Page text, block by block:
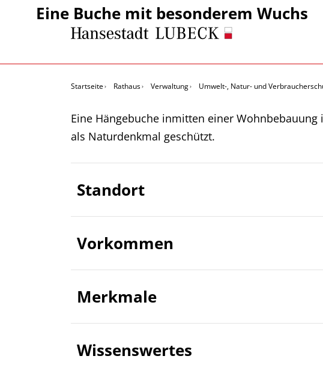
Eine Buche mit besonderem Wuchs
Startseite Rathaus Verwaltung Umwelt-, Natur- und
Eine Hängebuche inmitten einer
als Naturdenkmal geschützt.
Standort
Vorkommen
Merkmale
Wissenswertes